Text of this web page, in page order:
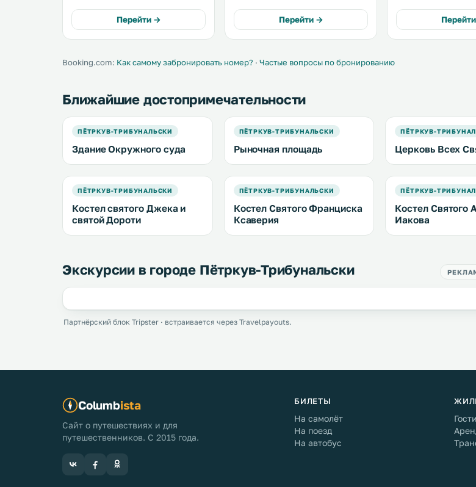
забронировать элегантно
оформленные номера с
бесплатным доступом в Интернет
душем. .
Перейти →
Пётркув-Трыбунальский. К
услугам гостей бесплатный Wi-Fi,
частная парковка и
регистрации. .
Перейти →
территории. Все номера
оснащены
Booking.com: Как самому забронировать номер? · Частые вопросы по бронированию
Ближайшие достопримечательности
ПЁТРКУВ-ТРИБУНАЛЬСКИ
Здание Окружного суда
ПЁТРКУВ-ТРИБУНАЛЬСКИ
Рыночная площадь
ПЁТРКУВ-
Церковь Всех
ПЁТРКУВ-ТРИБУНАЛЬСКИ
Костел святого Джека и
святой Дороти
ПЁТРКУВ-ТРИБУНАЛЬСКИ
Костел Святого Франциска
Ксаверия
ПЁТРКУВ-
Костел Святого
Иакова
Экскурсии в городе Пётркув-Трибунальски
Партнёрский блок Tripster · встраивается через Travelpayouts.
Columbista
Сайт о путешествиях и для
путешественников. С 2015 года.
БИЛЕТЫ
На самолёт
На поезд
На автобус